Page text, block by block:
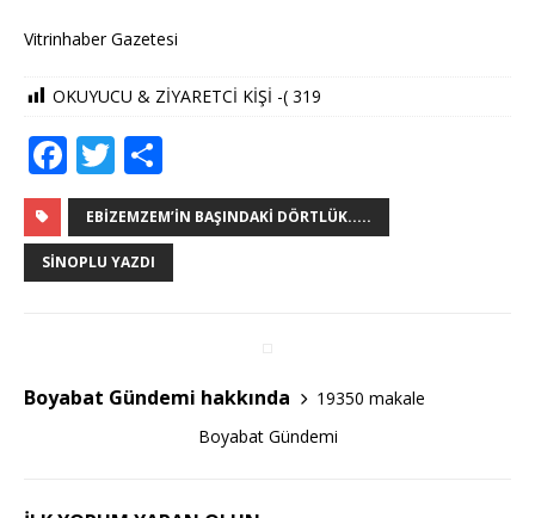
Vitrinhaber Gazetesi
OKUYUCU & ZİYARETCİ KİŞİ -( 319
F
a
c
e
o
k
T
w
it
te
h
ar
e
EBIZEMZEM’IN BAŞINDAKI DÖRTLÜK.....
SINOPLU YAZDI
Boyabat Gündemi hakkında
19350 makale
Boyabat Gündemi